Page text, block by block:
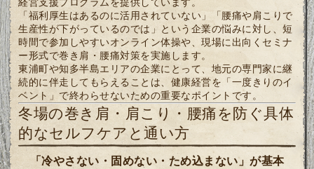
「福利厚生はあるのに活用されていない」「腰痛や肩こりで
生産性が下がっているのでは」という企業の悩みに対し、短
時間で参加しやすいオンライン体操や、現場に出向くセミナ
ー形式で巻き肩・腰痛対策を実施します。
東浦町や知多半島エリアの企業にとって、地元の専門家に継
続的に伴走してもらえることは、健康経営を「一度きりのイ
ベント」で終わらせないための重要なポイントです。
冬場の巻き肩・肩こり・腰痛を防ぐ具体
的なセルフケアと通い方
「冷やさない・固めない・ため込まない」が基本